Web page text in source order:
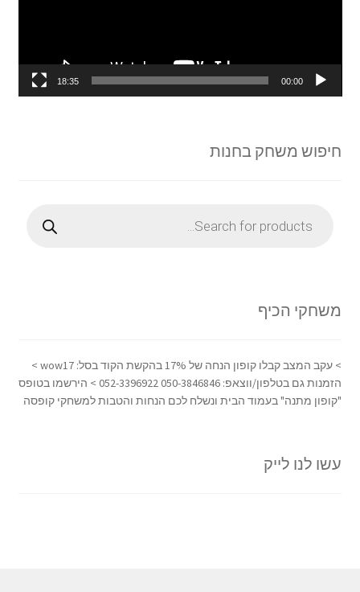
00:00
18:35
חיפוש משחק בחנות
search
משחקי הכיף
> עקב המצב קבלו קופון הנחה של 17% בהקשת הקוד בסל: wow17 >
הזמנות גם בטלפון/ווצאפ: 050-3846846 052-3396922 > הירשמו בטופס
"קופון מתנה" בעמוד הבית ונשלח לכם הנחות והטבות למשחקי קופסה
עשו לנו לייק